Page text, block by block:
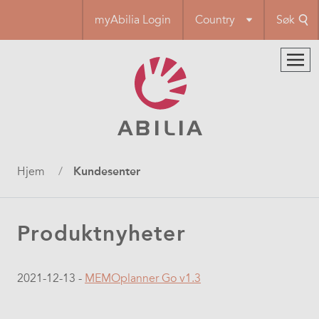
hovedinnhold
myAbilia Login Country Søk
Navigasjonssti
Hjem Kundesenter
Produktnyheter
2021-12-13 - MEMOplanner Go v1.3